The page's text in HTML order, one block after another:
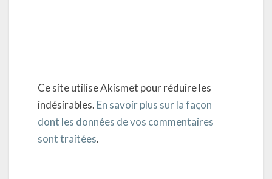
Ce site utilise Akismet pour réduire les
indésirables. En savoir plus sur la façon
dont les données de vos commentaires
sont traitées.